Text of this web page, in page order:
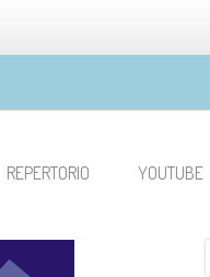
REPERTORIO YOUTUBE